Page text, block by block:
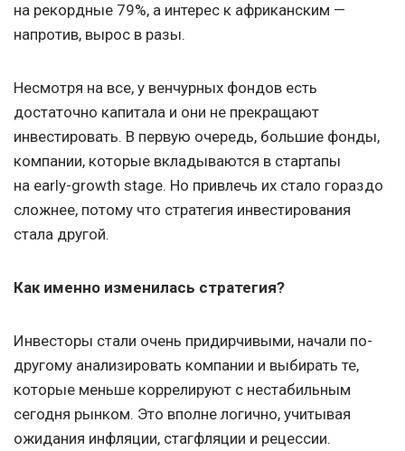
на рекордные 79%, а интерес к африканским —
напротив, вырос в разы.
Несмотря на все, у венчурных фондов есть
достаточно капитала и они не прекращают
инвестировать. В первую очередь, большие фонды,
компании, которые вкладываются в стартапы
на early-growth stage. Но привлечь их стало гораздо
сложнее, потому что стратегия инвестирования
стала другой.
Как именно изменилась стратегия?
Инвесторы стали очень придирчивыми, начали по-
другому анализировать компании и выбирать те,
которые меньше коррелируют с нестабильным
сегодня рынком. Это вполне логично, учитывая
ожидания инфляции, стагфляции и рецессии.